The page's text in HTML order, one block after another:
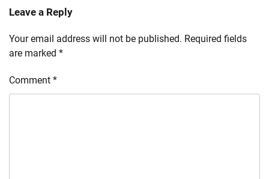
Leave a Reply
Your email address will not be published. Required fields
are marked *
Comment *